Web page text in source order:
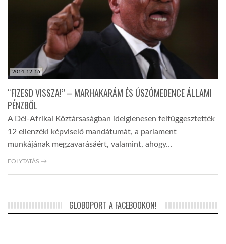
2014-12-16
“FIZESD VISSZA!” – MARHAKARÁM ÉS ÚSZÓMEDENCE ÁLLAMI
PÉNZBŐL
A Dél-Afrikai Köztársaságban ideiglenesen felfüggesztették
12 ellenzéki képviselő mandátumát, a parlament
munkájának megzavarásáért, valamint, ahogy…
FOLYTATÁS →
GLOBOPORT A FACEBOOKON!